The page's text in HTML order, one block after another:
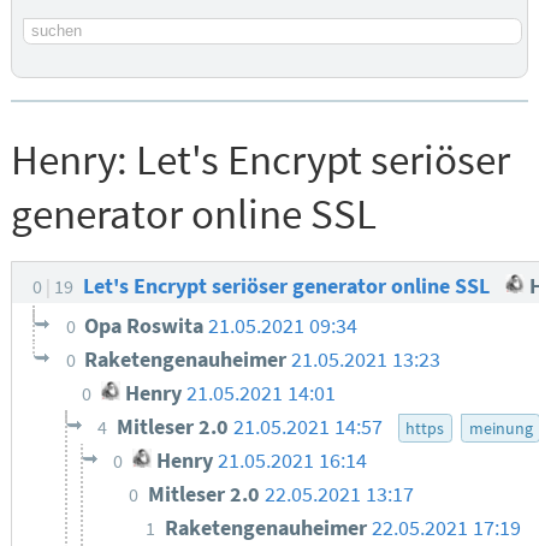
Suchbegriff
Henry: Let's Encrypt seriöser
generator online SSL
0 19 Let's Encrypt seriöser generator online SSL
0 Opa Roswita21.05.2021 09:34
0 Raketengenauheimer21.05.2021 13:23
0 Henry 21.05.2021 14:01
4 Mitleser 2.0 21.05.2021 14:57 https meinung
0 Henry21.05.2021 16:14
0 Mitleser 2.022.05.2021 13:17
1 Raketengenauheimer22.05.2021 17:19